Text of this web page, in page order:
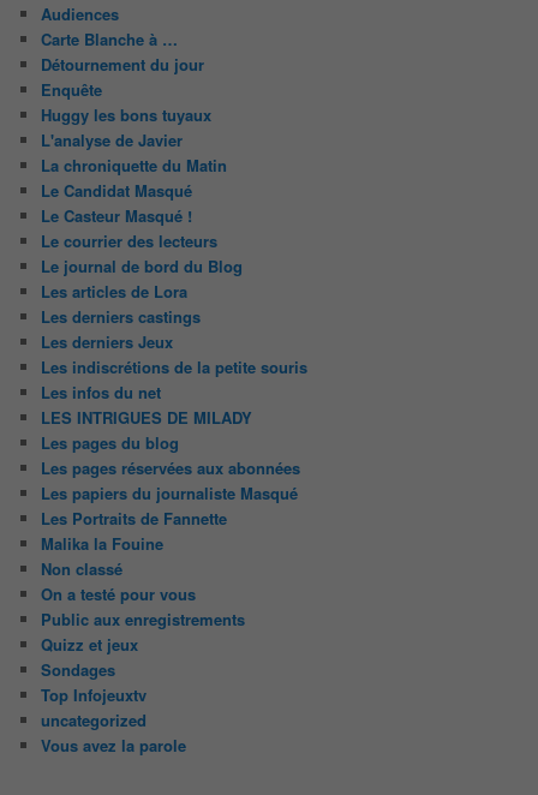
Audiences
Carte Blanche à …
Détournement du jour
Enquête
Huggy les bons tuyaux
L'analyse de Javier
La chroniquette du Matin
Le Candidat Masqué
Le Casteur Masqué !
Le courrier des lecteurs
Le journal de bord du Blog
Les articles de Lora
Les derniers castings
Les derniers Jeux
Les indiscrétions de la petite souris
Les infos du net
LES INTRIGUES DE MILADY
Les pages du blog
Les pages réservées aux abonnées
Les papiers du journaliste Masqué
Les Portraits de Fannette
Malika la Fouine
Non classé
On a testé pour vous
Public aux enregistrements
Quizz et jeux
Sondages
Top Infojeuxtv
uncategorized
Vous avez la parole